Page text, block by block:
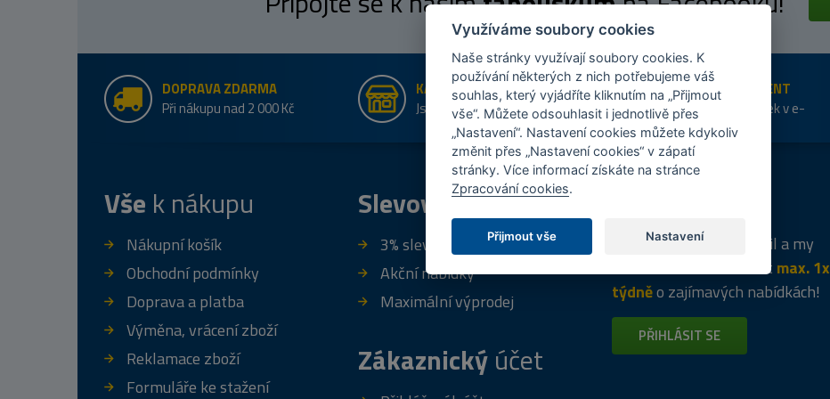
DOPRAVA ZDARMA
Při nákupu nad 2 000 Kč
KAMENNÉ PRODEJNY
Jsme na trhu více než 10 let
ŠIROKÝ SORTIMENT
Přes 20 tis. položek v e-
shopu
Vše k nákupu
Nákupní košík
Obchodní podmínky
Doprava a platba
Výměna, vrácení zboží
Reklamace zboží
Formuláře ke stažení
Slevový program
3% sleva za registraci
Akční nabídky
Maximální výprodej
Zákaznickýúčet
Napište nám svůj e-mail a my
vás budeme informovat max. 1x
týdněo zajímavých nabídkách!
PŘIHLÁSIT SE
Využíváme soubory cookies
Naše stránky využívají soubory cookies. K
používání některých z nich potřebujeme váš
souhlas, který vyjádříte kliknutím na „Přijmout
vše“. Můžete odsouhlasit i jednotlivě přes
„Nastavení“. Nastavení cookies můžete kdykoliv
změnit přes „Nastavení cookies“ v zápatí
stránky. Více informací získáte na stránce
Zpracování cookies.
Přijmout vše Nastavení